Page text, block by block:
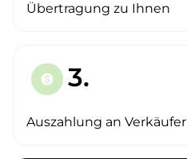
Übertragung zu Ihnen
paid 3.
Auszahlung an Verkäufer